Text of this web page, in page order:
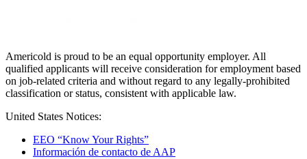
Americold is proud to be an equal opportunity employer. All
qualified applicants will receive consideration for employment based
on job-related criteria and without regard to any legally-prohibited
classification or status, consistent with applicable law.
United States Notices:
EEO “Know Your Rights”
Información de contacto de AAP